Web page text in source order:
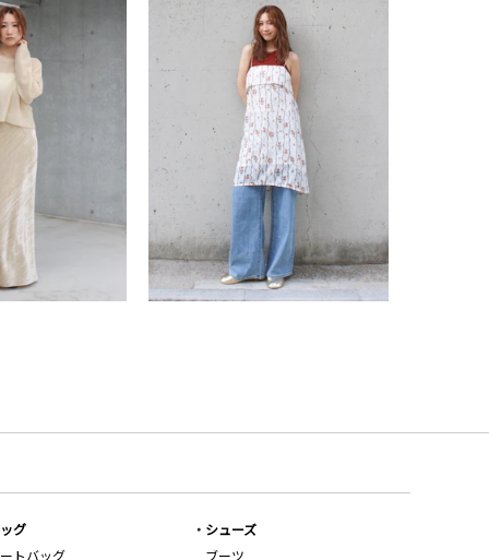
グ
トバッグ
シューズ
ブーツ